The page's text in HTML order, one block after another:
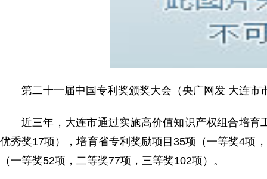
第二十一届中国专利奖颁奖大会（央广网发 大连市
近三年，大连市通过实施高价值知识产权组合培
优秀奖17项），培育省专利奖励项目35项（一等奖4项
（一等奖52项，二等奖77项，三等奖102项）。